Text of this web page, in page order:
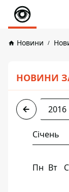
Новини
НОВИНИ
2015 2016
Січень
Пн Вт